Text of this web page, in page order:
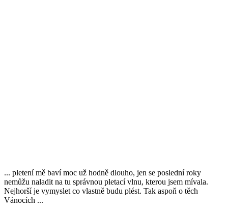
... pletení mě baví moc už hodně dlouho, jen se poslední roky
nemůžu naladit na tu správnou pletací vlnu, kterou jsem mívala.
Nejhorší je vymyslet co vlastně budu plést. Tak aspoň o těch
Vánocích ...